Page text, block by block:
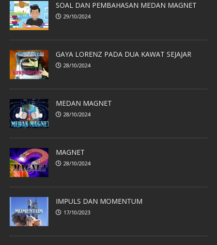
SOAL DAN PEMBAHASAN MEDAN MAGNET
29/10/2024
GAYA LORENZ PADA DUA KAWAT SEJAJAR
28/10/2024
MEDAN MAGNET
28/10/2024
MAGNET
28/10/2024
IMPULS DAN MOMENTUM
17/10/2023